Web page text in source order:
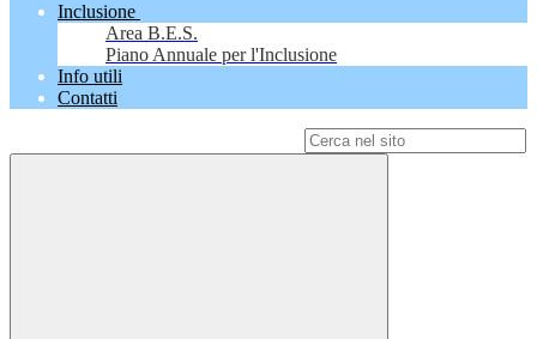
Inclusione
Area B.E.S.
Piano Annuale per l'Inclusione
Info utili
Contatti